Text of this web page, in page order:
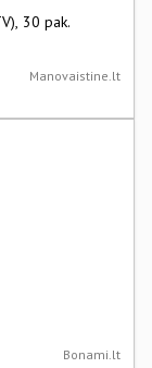
30 pak.
Manovaistine.lt
Bonami.lt